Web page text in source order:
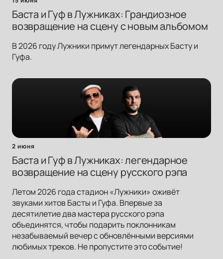
Баста и Гуф в Лужниках: Грандиозное
возвращение на сцену с новым альбомом
В 2026 году Лужники примут легендарных Басту и
Гуфа.
2 июня
Баста и Гуф в Лужниках: легендарное
возвращение на сцену русского рэпа
Летом 2026 года стадион «Лужники» оживёт
звуками хитов Басты и Гуфа. Впервые за
десятилетие два мастера русского рэпа
объединятся, чтобы подарить поклонникам
незабываемый вечер с обновлёнными версиями
любимых треков. Не пропустите это событие!